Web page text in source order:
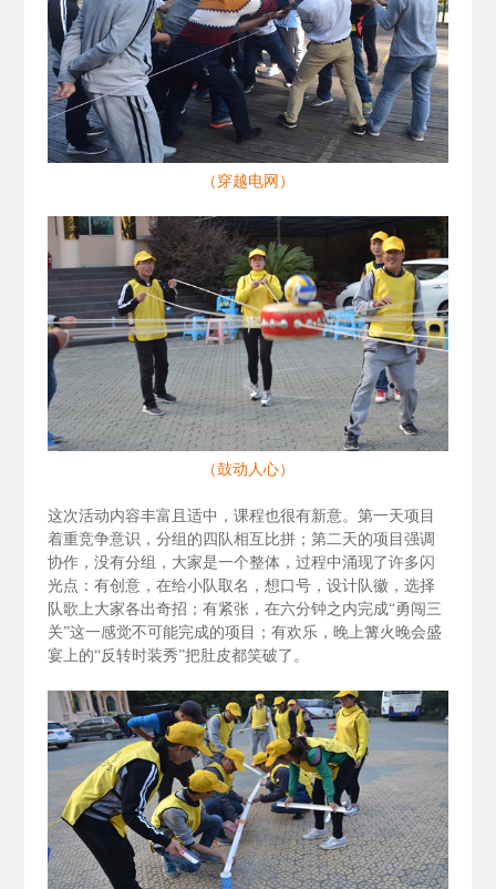
（穿越电网）
（鼓动人心）
这次活动内容丰富且适中，课程也很有新意。第一天项目
着重竞争意识，分组的四队相互比拼；第二天的项目强调
协作，没有分组，大家是一个整体，过程中涌现了许多闪
光点：有创意，在给小队取名，想口号，设计队徽，选择
队歌上大家各出奇招；有紧张，在六分钟之内完成“勇闯三
关”这一感觉不可能完成的项目；有欢乐，晚上篝火晚会盛
宴上的“反转时装秀”把肚皮都笑破了。